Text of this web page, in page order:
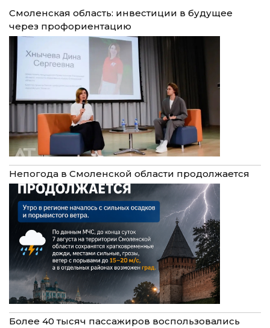
Смоленская область: инвестиции в будущее
через профориентацию
Непогода в Смоленской области продолжается
Более 40 тысяч пассажиров воспользовались